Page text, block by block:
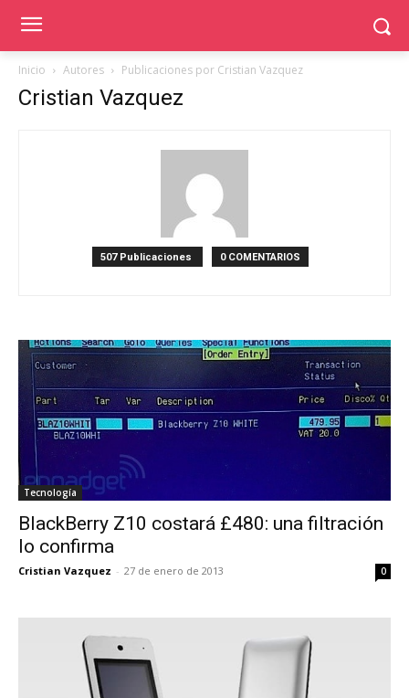
Inicio Autores Publicaciones por Cristian Vazquez
Cristian Vazquez
507 Publicaciones 0 COMENTARIOS
Tecnología
BlackBerry Z10 costará £480: una filtración
lo confirma
Cristian Vazquez - 27 de enero de 2013 0